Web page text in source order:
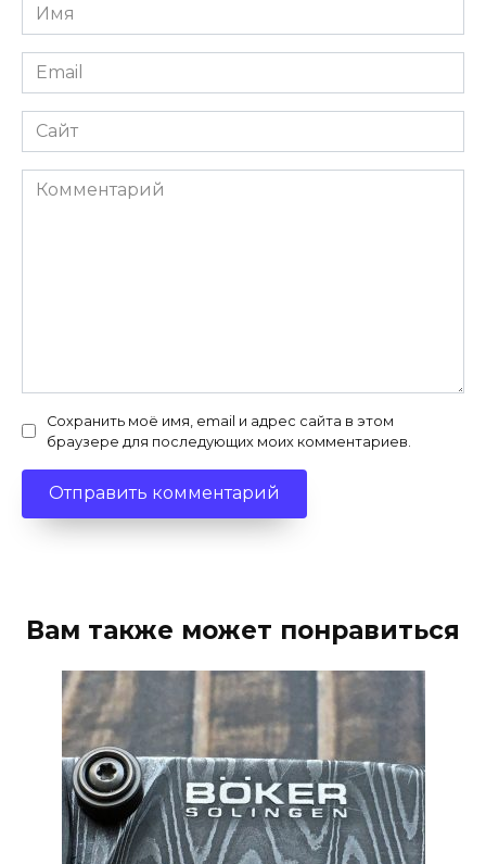
Имя
*
Email
*
Сайт
Комментарий
Сохранить моё имя, email и адрес сайта в этом
браузере для последующих моих комментариев.
Вам также может понравиться